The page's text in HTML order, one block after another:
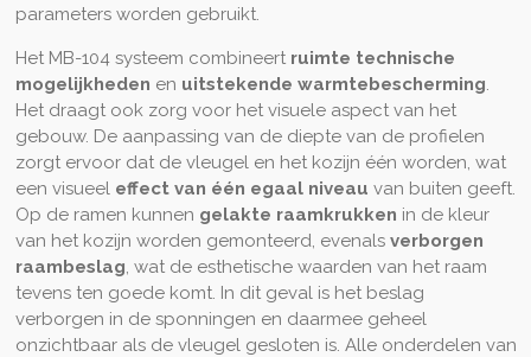
parameters worden gebruikt.
Het MB-104 systeem combineert ruimte technische
mogelijkheden en uitstekende warmtebescherming.
Het draagt ook zorg voor het visuele aspect van het
gebouw. De aanpassing van de diepte van de profielen
zorgt ervoor dat de vleugel en het kozijn één worden, wat
een visueel effect van één egaal niveau van buiten geeft.
Op de ramen kunnen gelakte raamkrukken in de kleur
van het kozijn worden gemonteerd, evenals verborgen
raambeslag, wat de esthetische waarden van het raam
tevens ten goede komt. In dit geval is het beslag
verborgen in de sponningen en daarmee geheel
onzichtbaar als de vleugel gesloten is. Alle onderdelen van